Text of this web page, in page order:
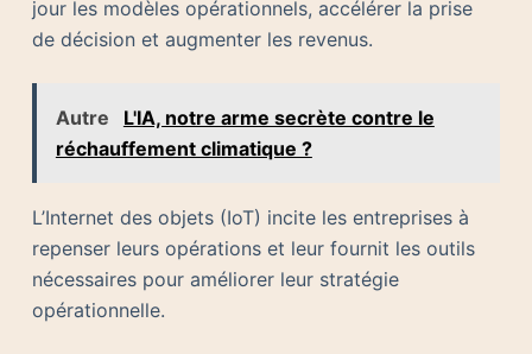
jour les modèles opérationnels, accélérer la prise
de décision et augmenter les revenus.
Autre
L'IA, notre arme secrète contre le
réchauffement climatique ?
L’Internet des objets (IoT) incite les entreprises à
repenser leurs opérations et leur fournit les outils
nécessaires pour améliorer leur stratégie
opérationnelle.